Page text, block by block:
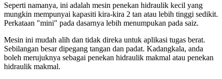
Seperti namanya, ini adalah mesin penekan hidraulik kecil yang
mungkin mempunyai kapasiti kira-kira 2 tan atau lebih tinggi sedikit.
Perkataan "mini" pada dasarnya lebih menumpukan pada saiz.
Mesin ini mudah alih dan tidak direka untuk aplikasi tugas berat.
Sebilangan besar dipegang tangan dan padat. Kadangkala, anda
boleh merujuknya sebagai penekan hidraulik makmal atau penekan
hidraulik makmal.